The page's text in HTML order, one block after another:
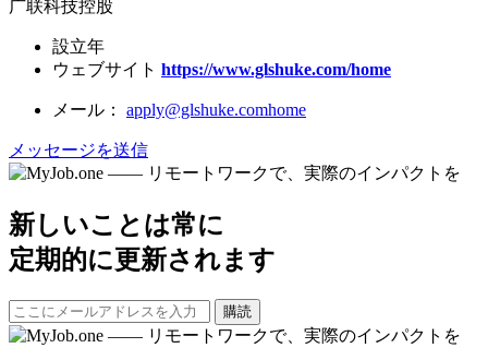
广联科技控股
設立年
ウェブサイト https://www.glshuke.com/home
メール： apply@glshuke.comhome
メッセージを送信
新しいことは常に
定期的に更新されます
購読